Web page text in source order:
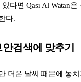
다면 Qasr Al Watan은
다.
검색에 맞추기
더운 날씨 때문에 놓